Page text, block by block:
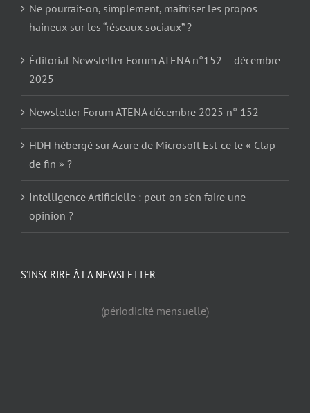
Ne pourrait-on, simplement, maitriser les propos
haineux sur les “réseaux sociaux” ?
Éditorial Newsletter Forum ATENA n°152 – décembre
2025
Newsletter Forum ATENA décembre 2025 n° 152
HDH hébergé sur Azure de Microsoft Est-ce le « Clap
de fin » ?
Intelligence Artificielle : peut-on s’en faire une
opinion ?
S’INSCRIRE À LA NEWSLETTER
(périodicité mensuelle)